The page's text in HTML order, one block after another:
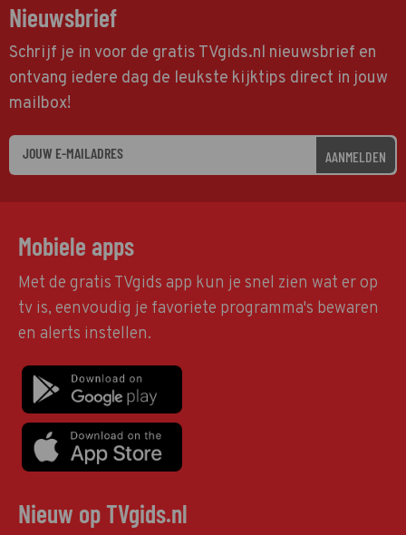
Nieuwsbrief
Schrijf je in voor de gratis TVgids.nl nieuwsbrief en
ontvang iedere dag de leukste kijktips direct in jouw
mailbox!
AANMELDEN
Mobiele apps
Met de gratis TVgids app kun je snel zien wat er op
tv is, eenvoudig je favoriete programma's bewaren
en alerts instellen.
Nieuw op TVgids.nl